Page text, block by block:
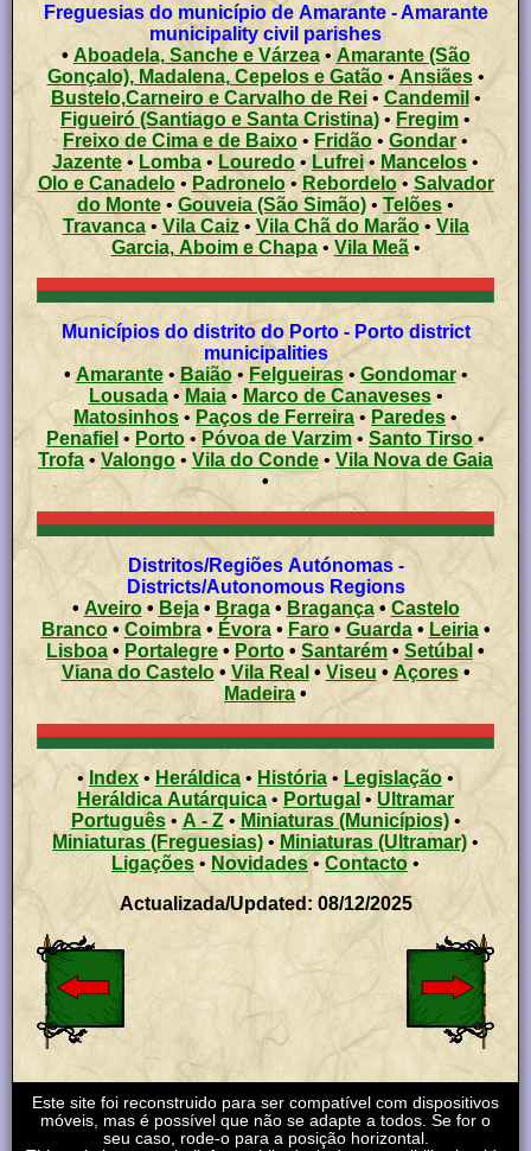
Freguesias do município de Amarante - Amarante
municipality civil parishes
• Aboadela, Sanche e Várzea• Amarante (São
Gonçalo), Madalena, Cepelos e Gatão• Ansiães•
Bustelo,Carneiro e Carvalho de Rei• Candemil •
Figueiró (Santiago e Santa Cristina) • Fregim •
Freixo de Cima e de Baixo •Fridão • Gondar •
Jazente • Lomba • Louredo• Lufrei• Mancelos•
Olo e Canadelo• Padronelo• Rebordelo• Salvador
do Monte • Gouveia (São Simão) • Telões •
Travanca• Vila Caiz• Vila Chã do Marão• Vila
Garcia, Aboim e Chapa• Vila Meã•
Municípios do distrito do Porto - Porto district
municipalities
• Amarante• Baião• Felgueiras• Gondomar•
Lousada• Maia• Marco de Canaveses•
Matosinhos • Paços de Ferreira • Paredes•
Penafiel • Porto • Póvoa de Varzim • Santo Tirso •
Trofa • Valongo • Vila do Conde• Vila Nova de Gaia
•
Distritos/Regiões Autónomas -
Districts/Autonomous Regions
• Aveiro• Beja•Braga• Bragança•Castelo
Branco• Coimbra• Évora•Faro• Guarda• Leiria•
Lisboa • Portalegre • Porto • Santarém •Setúbal •
Viana do Castelo• Vila Real • Viseu • Açores •
Madeira •
• Index• Heráldica • História • Legislação •
Heráldica Autárquica • Portugal • Ultramar
Português• A - Z• Miniaturas (Municípios)•
Miniaturas (Freguesias) •Miniaturas (Ultramar)•
Ligações• Novidades• Contacto •
Actualizada/Updated: 08/12/2025
Este site foi reconstruido para ser compatível com dispositivos
móveis, mas é possível que não se adapte a todos. Se for o
seu caso, rode-o para a posição horizontal.